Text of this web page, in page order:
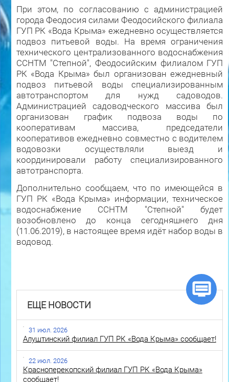
При этом, по согласованию с администрацией
города Феодосия силами Феодосийского филиала
ГУП РК «Вода Крыма» ежедневно осуществляется
подвоз питьевой воды. На время ограничения
технического централизованного водоснабжения
ССНТМ "Степной", Феодосийским филиалом ГУП
РК «Вода Крыма» был организован ежедневный
подвоз питьевой воды специализированным
автотранспортом для нужд садоводов.
Администрацией садоводческого массива был
организован график подвоза воды по
кооперативам массива, председатели
кооперативов ежедневно совместно с водителем
водовозки осуществляли выезд и
координировали работу специализированного
автотранспорта.
Дополнительно сообщаем, что по имеющейся в
ГУП РК «Вода Крыма» информации, техническое
водоснабжение ССНТМ "Степной" будет
возобновлено до конца сегодняшнего дня
(11.06.2019), в настоящее время идёт набор воды в
водовод.
ЕЩЕ НОВОСТИ
31 июл. 2026
Алуштинский филиал ГУП РК «Вода Крыма» сообщает!
22 июл. 2026
Красноперекопский филиал ГУП РК «Вода Крыма»
сообщает!